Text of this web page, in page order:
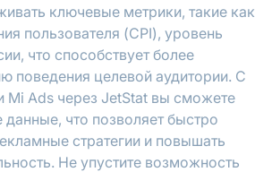
ключевые метрики, такие как
пользователя (CPI), уровень
что способствует более
поведения целевой аудитории. С
Mi Ads через JetStat вы сможете
данные, что позволяет быстро
стратегии и повышать
Не упустите возможность